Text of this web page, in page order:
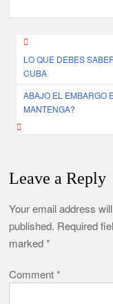
Post
navigation
LO QUE DEBES
CUBA
ABAJO EL EMBARGO
MANTENGA?
Leave a Reply
Your email address
published. Required
marked*
Comment*